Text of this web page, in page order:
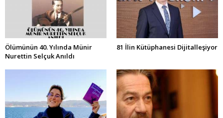
Ölümünün 40. Yılında Münir
Nurettin Selçuk Anıldı
81 İlin Kütüphanesi Dijitalleşiyor